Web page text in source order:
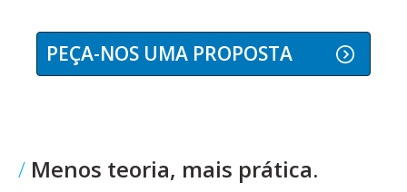
PEÇA-NOS UMA PROPOSTA
Menos teoria, mais prática.